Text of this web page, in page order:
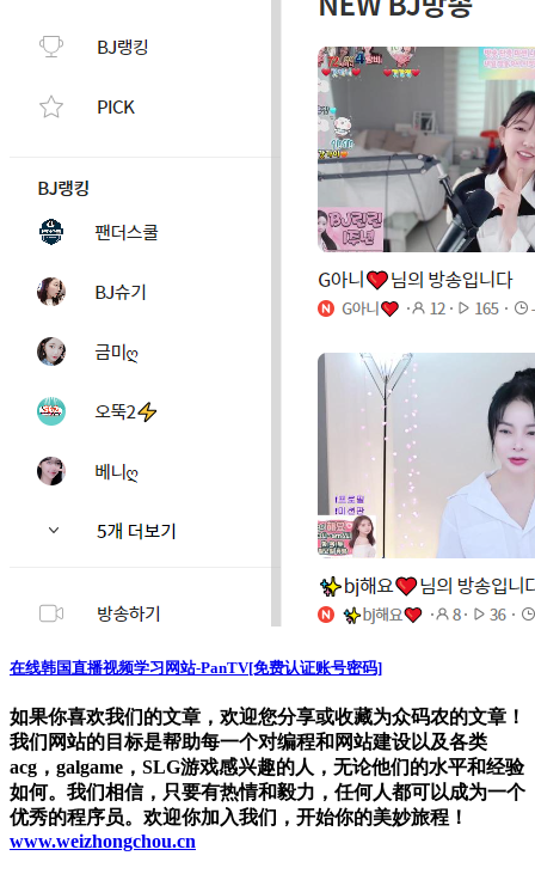
在线韩国直播视频学习网站-PanTV[免费认证账号密码]
如果你喜欢我们的文章，欢迎您分享或收藏为众码农的文章！
我们网站的目标是帮助每一个对编程和网站建设以及各类
acg，galgame，SLG游戏感兴趣的人，无论他们的水平和经验
如何。我们相信，只要有热情和毅力，任何人都可以成为一个
优秀的程序员。欢迎你加入我们，开始你的美妙旅程！
www.weizhongchou.cn